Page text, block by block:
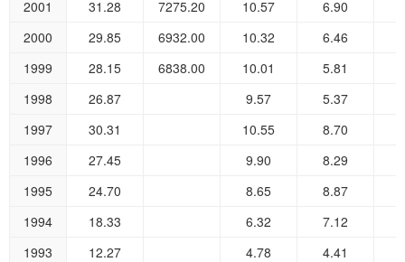
2001
31.28 7275.20 10.57 6.90
2000
29.85 6932.00 10.32 6.46
1999
28.15 6838.00 10.01 5.81
1998
26.87 9.57 5.37
1997
30.31 10.55 8.70
1996
27.45 9.90 8.29
1995
24.70 8.65 8.87
1994
18.33 6.32 7.12
1993
12.27 4.78 4.41